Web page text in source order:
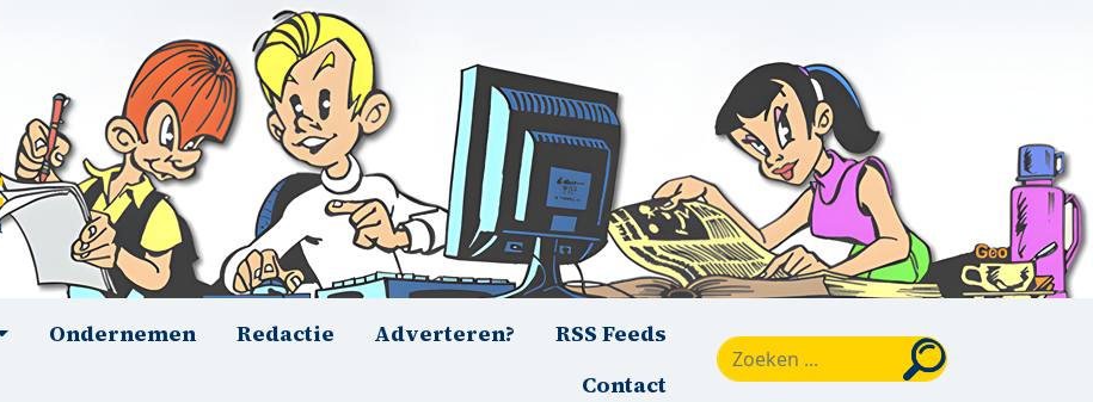
Ondernemen Redactie Adverteren?
RSS Feeds
Contact